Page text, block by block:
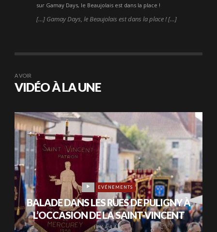
sur Gamay Days, le Beaujolais est dans la place !
[…] Gamay Days, le Beaujolais est dans la place ! […]
A VOIR
VIDÉO À LA UNE
EVÉNEMENTS
BALADE DANS LES RUES DE PULIGNY À
L’OCCASION DE LA SAINT-VINCENT
IL Y A 4 ANS